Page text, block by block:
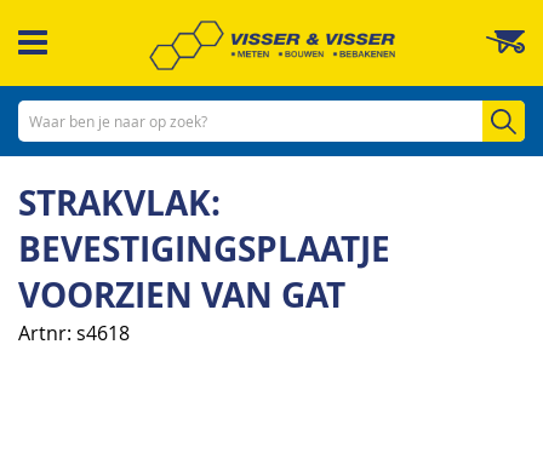
naar
inhoud
STRAKVLAK:
BEVESTIGINGSPLAATJE
VOORZIEN VAN GAT
Artnr s4618